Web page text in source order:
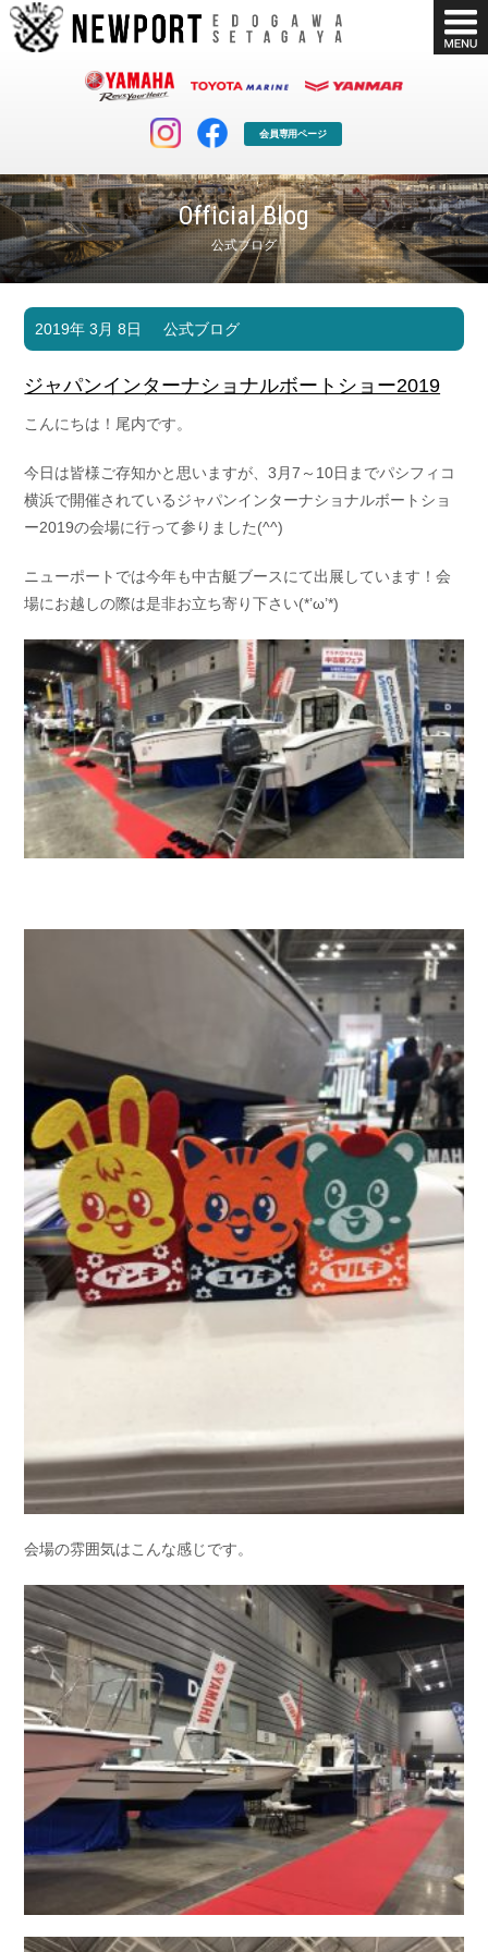
会員専用ページ
Official Blog
公式ブログ
マリンクラブ
マリンライフを堪能したい！
ボート販売
ボート免許
長年の実績と信頼！
シースタイル
Sea-Style
Shop Info.
お問い合わせ
Contact us
会社概要
採用情報
Recruit
リンク集
2019年 3月 8日 公式ブログ
ジャパンインターナショナルボートショー2019
こんにちは！尾内です。
今日は皆様ご存知かと思いますが、3月7～10日までパシフィコ
横浜で開催されているジャパンインターナショナルボートショ
ー2019の会場に行って参りました(^^)
ニューポートでは今年も中古艇ブースにて出展しています！会
場にお越しの際は是非お立ち寄り下さい(*’ω’*)
会場の雰囲気はこんな感じです。